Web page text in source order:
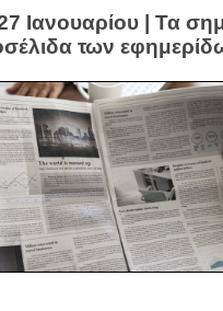
Ιανουαρίου | Τα
των